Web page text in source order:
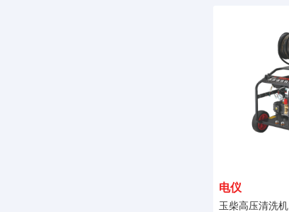
电仪
玉柴高压清洗机